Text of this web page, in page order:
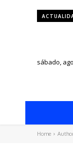
sábado,
Home